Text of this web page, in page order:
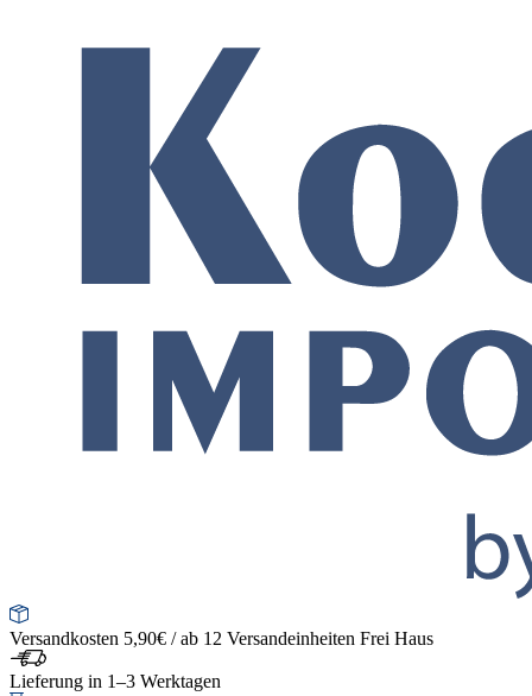
Versandkosten 5,90€ / ab 12 Versandeinheiten Frei Haus
Lieferung in 1–3 Werktagen